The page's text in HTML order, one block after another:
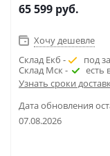
65 599 руб.
Хочу дешевле
Склад Екб -
под
Склад Мск -
есть
Узнать сроки
Дата обновления
07.08.2026